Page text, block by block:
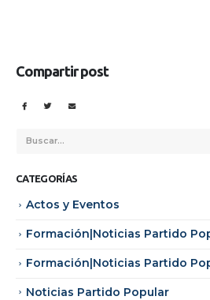
Compartir post
CATEGORÍAS
Actos y Eventos
Formación|Noticias Partido
Formación|Noticias Partido
Noticias Partido Popular